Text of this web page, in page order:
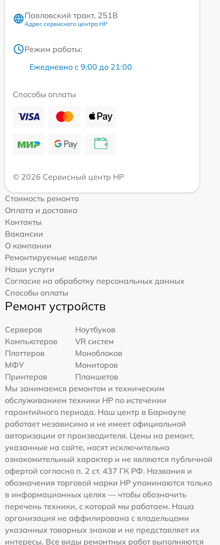
Павловский тракт, 251В
Адрес сервисного центра HP
Режим работы:
Ежедневно с 9:00 до 21:00
Способы оплаты
© 2026 Сервисный центр HP
Стоимость ремонта
Оплата и доставка
Контакты
Вакансии
О компании
Ремонтируемые модели
Наши услуги
Согласие на обработку персональных данных
Способы оплаты
Ремонт устройств
Серверов
Ноутбуков
Компьютеров
VR систем
Плоттеров
Моноблоков
МФУ
Мониторов
Принтеров
Планшетов
Мы занимаемся ремонтом и техническим
обслуживанием техники HP по истечении
гарантийного периода. Наш центр в Барнауле
работает независимо и не имеет официальной
авторизации от производителя. Цены на ремонт,
указанные на сайте, носят исключительно
ознакомительный характер и не являются публичной
офертой согласно п. 2 ст. 437 ГК РФ. Названия и
обозначения торговой марки HP упоминаются только
в информационных целях — чтобы обозначить
перечень техники, с которой мы работаем. Наша
организация не аффилирована с владельцами
указанных товарных знаков и не представляет их
интересы. Все виды ремонтных работ выполняются